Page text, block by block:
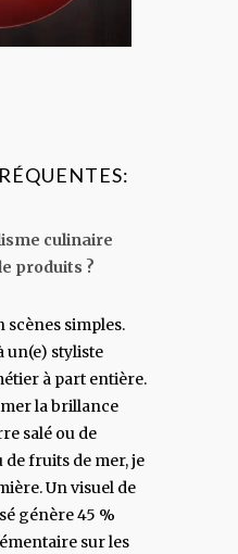
culinaire
produits ?
scènes simples.
un(e) styliste
à part entière.
la brillance
salé ou de
fruits de mer, je
Un visuel de
génère 45 %
sur les